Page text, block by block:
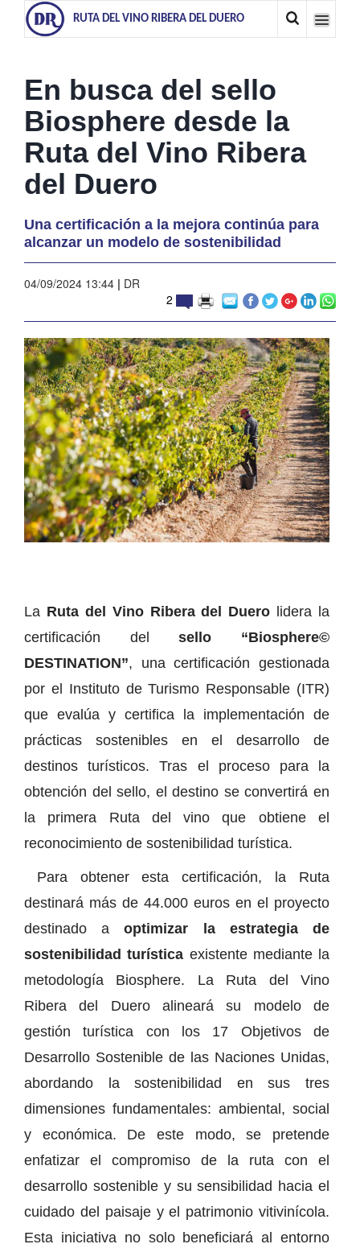
RUTA DEL VINO RIBERA DEL DUERO
En busca del sello
Biosphere desde la
Ruta del Vino Ribera
del Duero
Una certificación a la mejora continúa para
alcanzar un modelo de sostenibilidad
04/09/2024 13:44 | DR
2
La Ruta del Vino Ribera del Duero lidera la
certificación delsello “Biosphere©
DESTINATION”, una certificación gestionada
por el Instituto de Turismo Responsable (ITR)
que evalúa y certifica la implementación de
prácticas sostenibles en el desarrollo de
destinos turísticos. Tras el proceso para la
obtención del sello, el destino se convertirá en
la primera Ruta del vino que obtiene el
reconocimiento de sostenibilidad turística.
Para obtener esta certificación, la Ruta
destinará más de 44.000 euros en el proyecto
destinado a optimizar la estrategia de
sostenibilidad turística existente mediante la
metodología Biosphere. La Ruta del Vino
Ribera del Duero alineará su modelo de
gestión turística con los 17 Objetivos de
Desarrollo Sostenible de las Naciones Unidas,
abordando la sostenibilidad en sus tres
dimensiones fundamentales: ambiental, social
y económica. De este modo, se pretende
enfatizar el compromiso de la ruta con el
desarrollo sostenible y su sensibilidad hacia el
cuidado del paisaje y el patrimonio vitivinícola.
Esta iniciativa no solo beneficiará al entorno